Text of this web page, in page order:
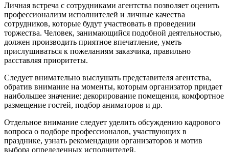
Личная встреча с сотрудниками агентства позволяет оценить
профессионализм исполнителей и личные качества
сотрудников, которые будут участвовать в проведении
торжества. Человек, занимающийся подобной деятельностью,
должен производить приятное впечатление, уметь
прислушиваться к пожеланиям заказчика, правильно
расставляя приоритеты.
Следует внимательно выслушать представителя агентства,
обратив внимание на моменты, которым организатор придает
наибольшее значение: декорирование помещения, комфортное
размещение гостей, подбор аниматоров и др.
Отдельное внимание следует уделить обсуждению кадрового
вопроса о подборе профессионалов, участвующих в
празднике, узнать рекомендации организаторов и мотив
выбора определенных исполнителей.